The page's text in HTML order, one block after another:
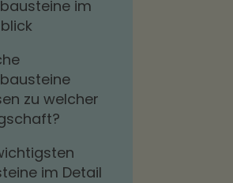
im
zu welcher
im Detail